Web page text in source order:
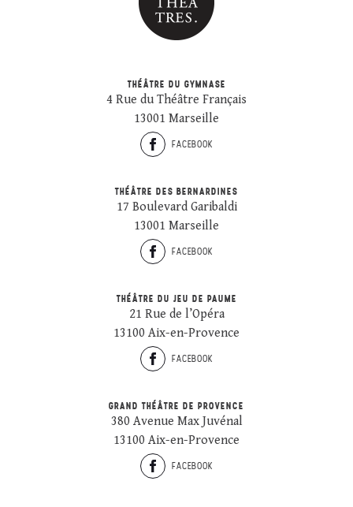
THÉÂTRE DU GYMNASE
4 Rue du Théâtre Français
13001 Marseille
FACEBOOK
THÉÂTRE DES BERNARDINES
17 Boulevard Garibaldi
13001 Marseille
FACEBOOK
THÉÂTRE DU JEU DE PAUME
21 Rue de l’Opéra
13100 Aix-en-Provence
FACEBOOK
GRAND THÉÂTRE DE PROVENCE
380 Avenue Max Juvénal
13100 Aix-en-Provence
FACEBOOK